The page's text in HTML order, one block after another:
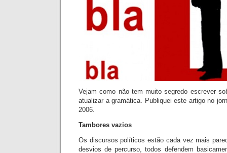
Tags:Literatura, Livros